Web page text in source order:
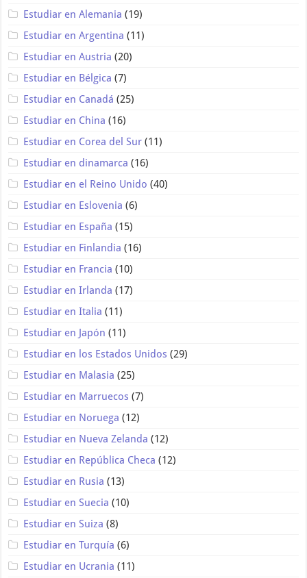
Estudiar en Alemania (19)
Estudiar en Argentina (11)
Estudiar en Austria (20)
Estudiar en Bélgica (7)
Estudiar en Canadá (25)
Estudiar en China (16)
Estudiar en Corea del Sur (11)
Estudiar en dinamarca (16)
Estudiar en el Reino Unido (40)
Estudiar en Eslovenia (6)
Estudiar en España (15)
Estudiar en Finlandia (16)
Estudiar en Francia (10)
Estudiar en Irlanda (17)
Estudiar en Italia (11)
Estudiar en Japón (11)
Estudiar en los Estados Unidos (29)
Estudiar en Malasia (25)
Estudiar en Marruecos (7)
Estudiar en Noruega (12)
Estudiar en Nueva Zelanda (12)
Estudiar en República Checa (12)
Estudiar en Rusia (13)
Estudiar en Suecia (10)
Estudiar en Suiza (8)
Estudiar en Turquía (6)
Estudiar en Ucrania (11)